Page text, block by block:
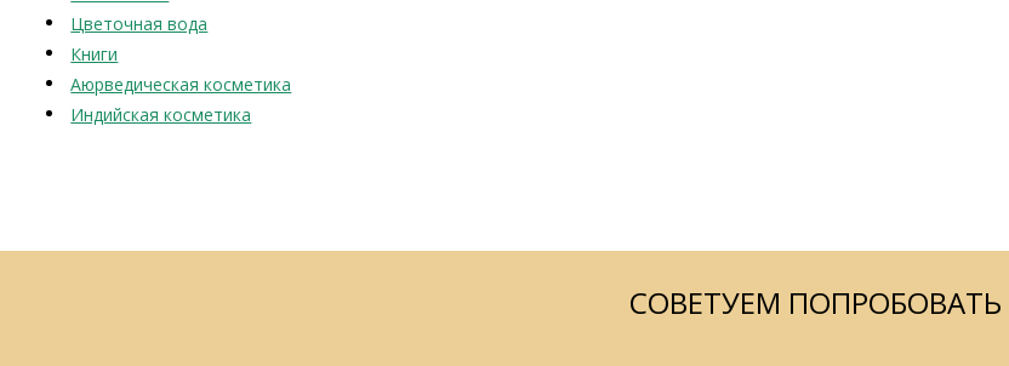
Цветочная вода
Книги
Аюрведическая косметика
Индийская косметика
СОВЕТУЕМ ПОПРОБОВАТЬ